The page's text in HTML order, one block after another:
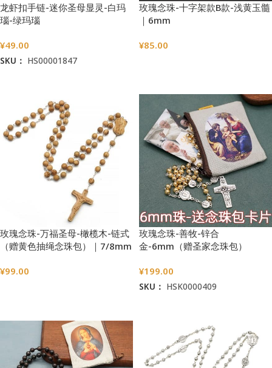
龙虾扣手链-迷你圣母显灵-白玛
瑙-绿玛瑙
¥49.00
SKU： HS00001847
玫瑰念珠-十字架款B款-浅黄玉髓
｜6mm
¥85.00
玫瑰念珠-万福圣母-橄榄木-链式
（赠黄色抽绳念珠包）｜7/8mm
¥99.00
玫瑰念珠-善牧-锌合
金-6mm（赠圣家念珠包）
¥199.00
SKU： HSK0000409